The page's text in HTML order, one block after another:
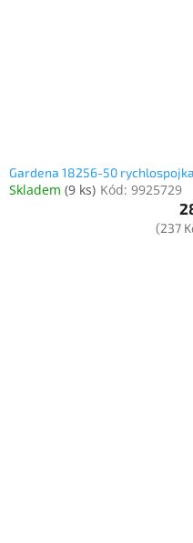
Gardena 18256-50
Skladem (9 ks) Kód: 9925729
(237